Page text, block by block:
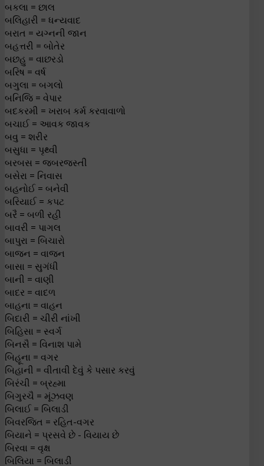
બકલા = છાલ
બલિહારી = ધન્યવાદ
બરાત = યગ્નની જાન
બહત્તરી = બોતેર
બછહુ = વાછરડો
બરિષ = વર્ષ
બગુલા = બગલો
બનિજિ = વેપાર
બદકરમી = ખરાબ કર્મ કરવાવાળો
બચાઈ = આવક જાવક
બવુ = શરીર
બસુધા = પૃથ્વી
બરબસ = જબરજસ્તી
બસેરા = નિવાસ
બહનોઈ = બનેવી
બરિયાઈ = કપટ
બરૈ = બળી રહી
બાવરી = પાગલ
બાપુરા = બિચારો
બાજન = વાજન
બાસા = સુગંધી
બાની = વાણી
બાદર = વાદળ
બાહના = વાહન
બિદારી = ચીરી નાંખી
બિહિસા = સ્વર્ગ
બિનસૈ = વિનાશ પામે
બિહૂના = વગર
બિહાની = વીતાવી દેવું કે પસાર કરવું
બિરંચી = બ્રહ્મા
બિગુરચૈ = મૂંઝવણ
બિલાઈ = બિલાડી
બિવરજિત = રહિત-વગર
બિયાને = પ્રસવે છે - વિયાય છે
બિરવા = વૃક્ષ
બિલિયા = બિલાડી